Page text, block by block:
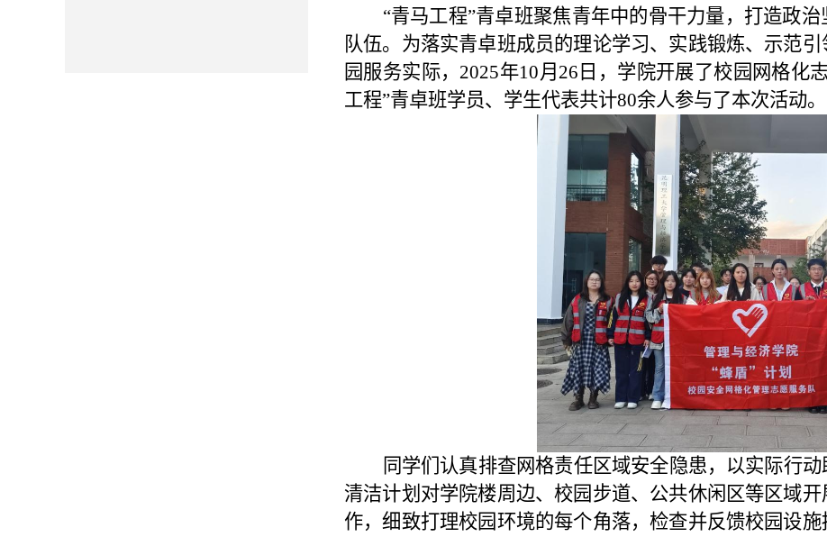
“青马工程”青卓班聚焦青年中的骨干力量，打造政
队伍。为落实青卓班成员的理论学习、实践锻炼、示范
园服务实际， 2025年10月 26 日，学院开展了校园网格化
工程”青卓班学员、学生代表共计80余人参与了本次活动。
同学们认真排查网格责任区域安全隐患 ，以实际行
清洁计划对学院楼周边、校园步道、公共休闲区等区域
作，细致打理校园环境的每个角落，检查并反馈校园设